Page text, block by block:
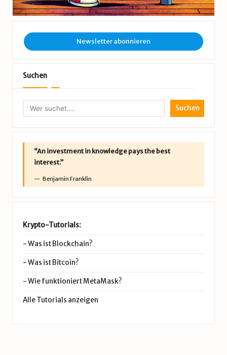
Newsletter abonnieren
Suchen
Suchen
“An investment in knowledge pays the best
interest.”
Benjamin Franklin
Krypto-Tutorials:
-Was ist Blockchain?
-Was ist Bitcoin?
-Wie funktioniert MetaMask?
Alle Tutorials anzeigen